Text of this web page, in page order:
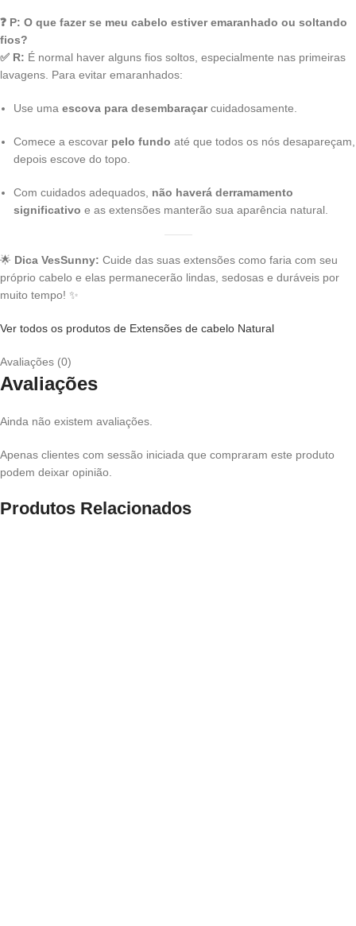
❓ P: O que fazer se meu cabelo estiver emaranhado ou soltando
fios?
✅ R: É normal haver alguns fios soltos, especialmente nas primeiras
lavagens. Para evitar emaranhados:
Use uma escova para desembaraçarcuidadosamente.
Comece a escovar pelo fundo até que todos os nós desapareçam,
depois escove do topo.
Com cuidados adequados, não haverá derramamento
significativo e as extensões manterão sua aparência natural.
🌟 Dica VesSunny: Cuide das suas extensões como faria com seu
próprio cabelo e elas permanecerão lindas, sedosas e duráveis por
muito tempo! ✨
Ver todos os produtos de Extensões de cabelo Natural
Avaliações (0)
Avaliações
Ainda não existem avaliações.
Apenas clientes com sessão iniciada que compraram este produto
podem deixar opinião.
Produtos Relacionados